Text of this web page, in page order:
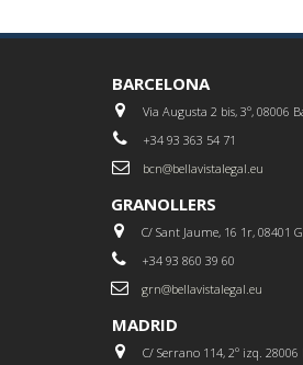
BARCELONA
Via Augusta 2 bis, 3º, 08006
+34 93 363 54 71
bcn@bellavistalegal.eu
GRANOLLERS
C/ Sant Jaume, 16 1r, 08401
+34 93 860 39 60
grn@bellavistalegal.eu
MADRID
C/ Serrano 114, 2º izq.